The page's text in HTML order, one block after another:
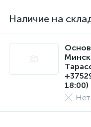
Наличие на
18:00)
Нет